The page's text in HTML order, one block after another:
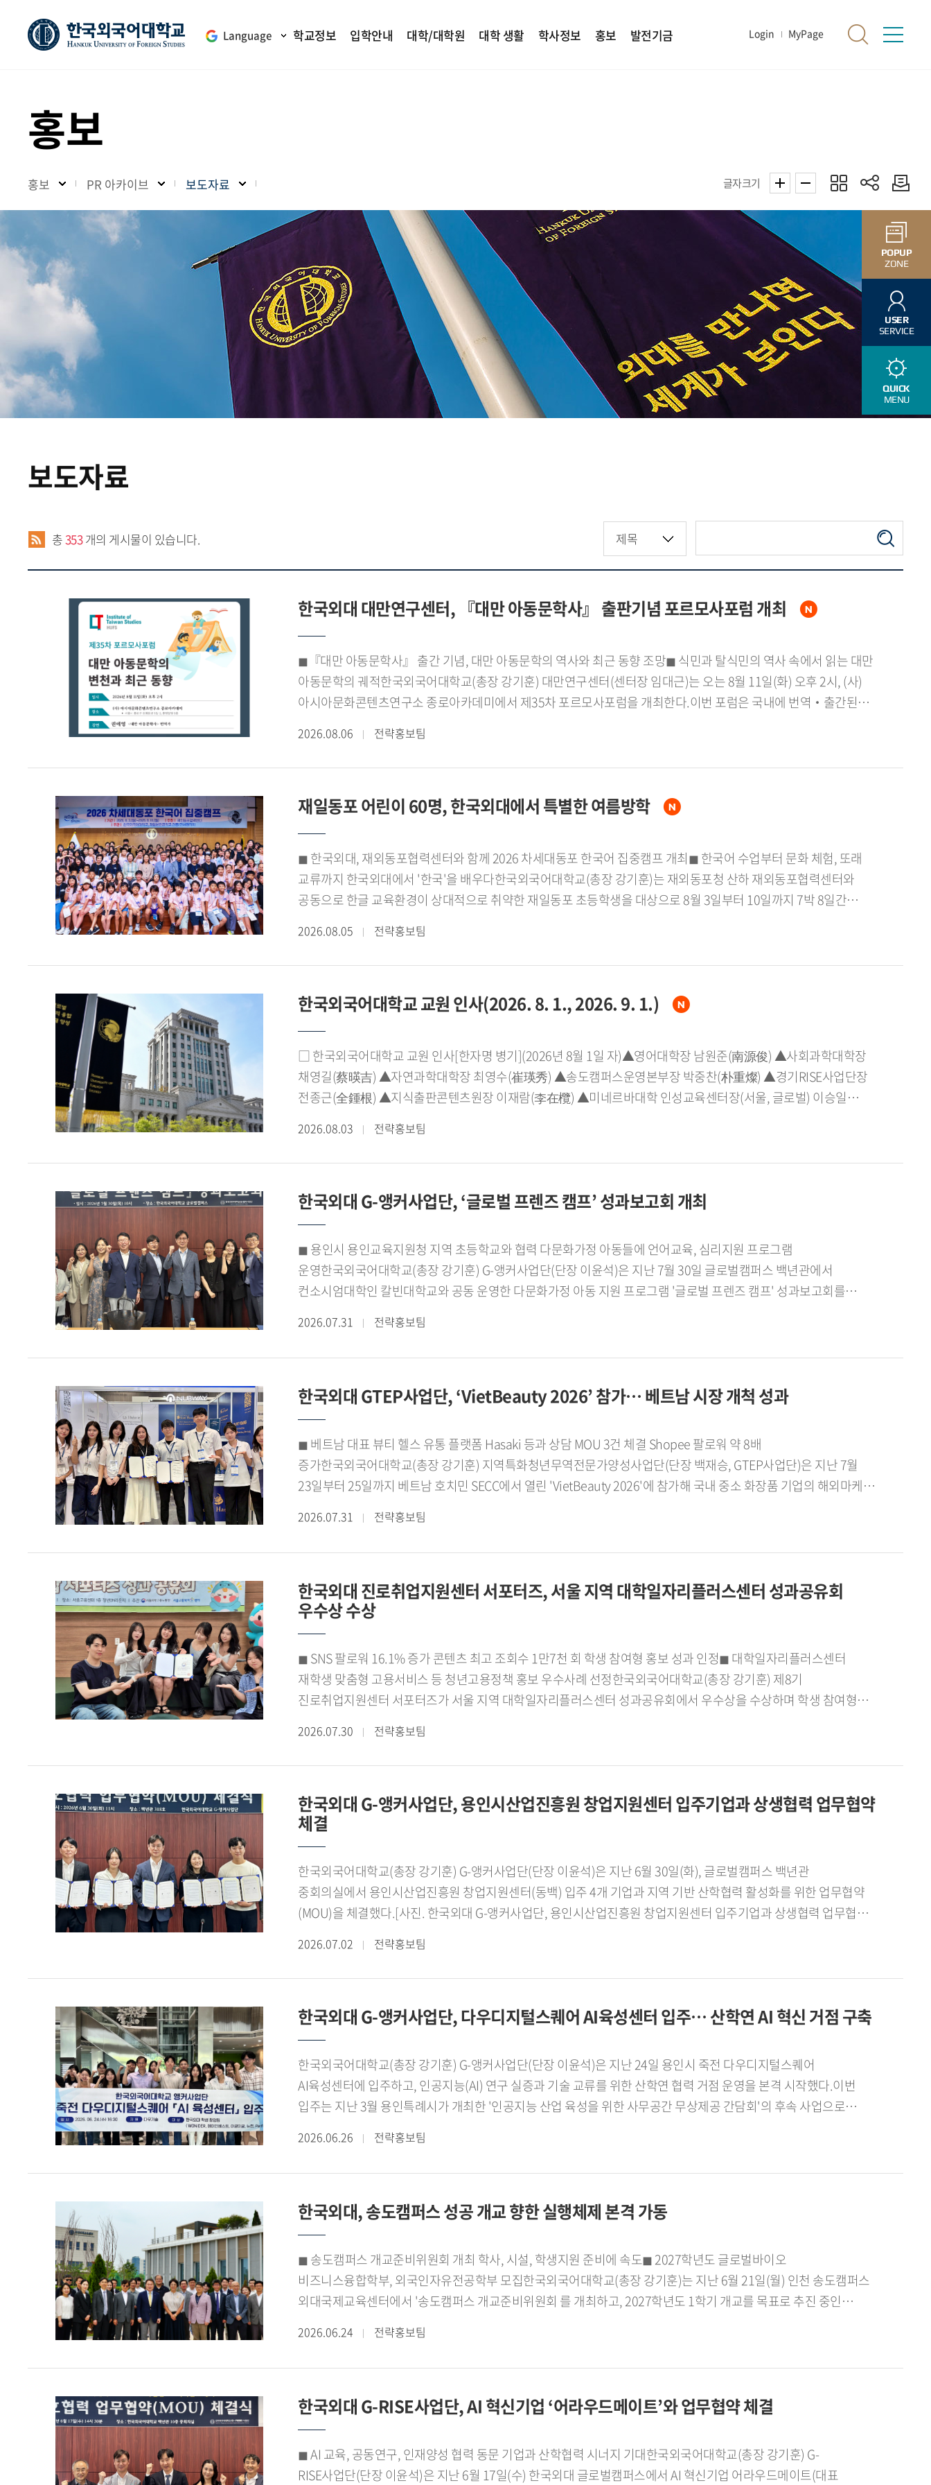
Language 학교정보 입학안내 대학/대학원 대학 생활 학사정보 홍보 발전기금 Login MyPage
POPUP
ZONE
USER
SERVICE
QUICK
MENU
홍보
홍보 PR 아카이브 보도자료 글자크기
보도자료
총353개의 게시물이 있습니다.
한국외대 대만연구센터, 『대만 아동문학사』 출판기념 포르모사포럼 개최
◼『대만 아동문학사』 출간 기념, 대만 아동문학의 역사와 최근 동향 조망◼ 식민과 탈식민의 역사 속에서 읽는 대만
아동문학의 궤적한국외국어대학교(총장 강기훈) 대만연구센터(센터장 임대근)는 오는 8월 11일(화) 오후 2시, (사)
아시아문화콘텐츠연구소 종로아카데미에서 제35차 포르모사포럼을 개최한다.이번 포럼은 국내에 번역‧출간된
을 주제로 강연을 진행한다.[사진. 제35차 포르모사포럼 포스터]포럼은 그동안 국내에서 상대적으로 주목받지
못했던 대만의 아동문학을 본격적으로 소개하면서, 대만 사회와 문화, 역사 속에서 아동문학이 형성되고 발전해 온
동아시아 아동문학의 새로운 가능성을 모색하는 자리가 될 것으로 보인다.올해 초 아시아문화콘텐츠연구소가
출판 문화가 복합적으로 작용하는 문화사적 관점에서 조망한 책이다.이 책은 일본 식민통치 시기부터 국민당 정부
시기, 민주화 이후까지 대만 사회의 역사적 변화가 아동문학에 어떠한 영향을 미쳤는지 체계적으로 분석하면서,
아동문학을 대만 사회의 역사와 정체성, 문화적 변동을 읽어내는 중요한 창으로 간주한다. 특히 대만의식 과
포스트식민주의 담론을 중심으로 대만 아동문학의 전개 과정을 해석하며, 오랜 식민 경험 속에서 형성된 대만의
문화적 주체성과 정체성이 아동문학을 통해 구현되어 온 방식을 보여준다.한국어 번역본의 출간을 기념한 이번
2026.08.06 전략홍보팀
재일동포 어린이 60명, 한국외대에서 특별한 여름방학
◼ 한국외대, 재외동포협력센터와 함께 2026 차세대동포 한국어 집중캠프 개최◼ 한국어 수업부터 문화 체험, 또래
교류까지 한국외대에서 '한국'을 배우다한국외국어대학교(총장 강기훈)는 재외동포청 산하 재외동포협력센터와
공동으로 한글 교육환경이 상대적으로 취약한 재일동포 초등학생을 대상으로 8월 3일부터 10일까지 7박 8일간
지난해에 이어 2년 연속 운영되는 이번 캠프에는 일본 전역에 거주하는 재일동포 초등학교 4~6학년 학생 60명이
참가한다. 참가 학생들은 수준별 한국어 교육과 다양한 역사 문화 체험 프로그램을 통해 한국어 실력을 키우고 한국
중심으로 다양한 체험 프로그램을 함께 운영한다. 모의법정 체험, K-팝 댄스, 카페 운영 등 다양한 직업을 경험하는
탐험' 등 한국외대만의 특색을 살린 프로그램이 마련됐다.이와 함께 '한국어로 채우는 태극기' 수업, 잠실 롯데월드
탐방, 인근 초등학생들과 함께하는 미니 운동회, 떡박물관과 뮤지엄김치간 견학, 뮤지컬 〈알사탕〉 관람 등 다양한
활동을 통해 참가 학생들은 한국의 언어와 문화를 자연스럽게 체험하게 된다.이번 캠프 총괄 책임자인 한국외대
KFL학부 안정민 교수는 "학생들이 한국어와 한국 문화를 배우는 데 그치지 않고 또래 친구들과 한국어로 소통하며
서로를 이해하고 우정을 쌓는 뜻깊은 시간이 되길 바란다"고 말했다.재외동포협력센터 곽삼주 교류협력국장은
2026.08.05 전략홍보팀
한국외국어대학교 교원 인사(2026. 8. 1., 2026. 9. 1.)
□ 한국외국어대학교 교원 인사[한자명 병기](2026년 8월 1일 자)▲영어대학장 남원준(南源俊) ▲사회과학대학장
채영길(蔡暎吉) ▲자연과학대학장 최영수(崔瑛秀) ▲송도캠퍼스운영본부장 박중찬(朴重燦) ▲경기RISE사업단장
전종근(全鍾根) ▲지식출판콘텐츠원장 이재람(李在欖) ▲미네르바대학 인성교육센터장(서울, 글로벌) 이승일
Global Hall 학사장 송예림(宋藝林)) ▲세계민속박물관장 김원명(金元明) ▲경기RISE사업부단장 전병환(全炳煥)
▲일본연구소장 이창민(李昌玟) ▲철학문화연구소장 김원명(金元明) ▲외국문학연구소장 홍재웅(洪在雄) ▲
송도캠퍼스운영본부 부본부장 겸 글로벌바이오 비즈니스융합학부 준비위원장 고동우(高東佑) ▲미네르바대학
기초교육센터장(서울, 글로벌) 이기원(李氣遠) ▲동유럽발칸연구소장 김상헌(金相憲) ▲중남미연구소장 임소라
(林소라)
2026.08.03 전략홍보팀
한국외대 G-앵커사업단, ‘글로벌 프렌즈 캠프’ 성과보고회 개최
◼ 용인시 용인교육지원청 지역 초등학교와 협력 다문화가정 아동들에 언어교육, 심리지원 프로그램
운영한국외국어대학교(총장 강기훈) G-앵커사업단(단장 이윤석)은 지난 7월 30일 글로벌캠퍼스 백년관에서
컨소시엄대학인 칼빈대학교와 공동 운영한 다문화가정 아동 지원 프로그램 '글로벌 프렌즈 캠프' 성과보고회를
용인교육지원청, 지역 초등학교, 대학이 함께 추진한 캠프 운영 결과를 공유하고 향후 협력 방안을 논의하기 위해
마련됐다.행사에는 홍성원 용인시 미래도시기획국장, 송은혜 용인교육지원청 장학사, 임화섭 왕산초등학교 교장,
운영에 기여한 한국외대와 칼빈대학교에 감사장을 전달했다.'글로벌 프렌즈 캠프'는 한국외대 원어민 강사의 1:1
언어 멘토링과 칼빈대학교의 전문 심리상담 프로그램(4회)을 연계해 운영됐다. 참여 아동의 80% 이상이 한국어
의사소통과 교우관계 적응에서 긍정적인 변화를 보였으며, 에버랜드 체험학습과 국립중앙박물관 문화탐방 등
다양한 체험활동도 함께 진행됐다.성과보고회에서는 캠프 운영 성과와 함께 향후 지역 다문화가정 아동 지원 확대
방안도 논의됐다. 참석자들은 언어교육과 심리지원을 연계한 프로그램 운영 경험을 공유하고, 지역사회와 교육기관
간 협력 체계를 지속적으로 확대해 나갈 필요성에 공감했다.한국외대 G-앵커사업단은 앞으로도 지자체와 교육기관,
지역사회와의 협력을 바탕으로 다문화가정 아동의 언어 정서 지원 프로그램을 지속 확대하고, 지역사회 수요에
2026.07.31 전략홍보팀
한국외대 GTEP사업단, ‘VietBeauty 2026’ 참가… 베트남 시장 개척 성과
◼ 베트남 대표 뷰티 헬스 유통 플랫폼 Hasaki 등과 상담 MOU 3건 체결 Shopee 팔로워 약 8배
증가한국외국어대학교(총장 강기훈) 지역특화청년무역전문가양성사업단(단장 백재승, GTEP사업단)은 지난 7월
23일부터 25일까지 베트남 호치민 SECC에서 열린 'VietBeauty 2026'에 참가해 국내 중소 화장품 기업의 해외마케팅
뷰티 화장품 전문 B2B 전시회로, 세계 각국의 화장품 기업과 바이어가 참가하는 국제 전시회다.이번 전시회에는
박유빈(태국어 22), 김나래(중국어통번역 22), 백서연(스페인어 23), 김현웅(국제금융학 21), 윤준상(영어통번역학
준비부터 현장 운영, 바이어 상담, 브랜드 홍보, 프로모션까지 전 과정을 직접 수행하며 국내 협력기업의 해외시장
개척을 지원했다.[사진 1. 업무협약(MOU) 체결 후 기념촬영을 하고 있는 한국외대 GTEP 요원들과 협력기업
관계자]GTEP 요원들은 국내 더마 화장품 브랜드의 수출 상담과 브랜드 홍보, 현장 프로모션을 진행했으며, 특히
베트남 대표 H B 유통채널인 Hasaki를 비롯한 주요 유통기업 및 바이어들과 상담을 진행해 현지 유통망 진출
가능성을 확인했다. Hasaki는 베트남 전역에 대규모 오프라인 매장과 온라인 플랫폼을 운영하는 대표적인 화장품
유통기업으로 알려져 있다. 또한 기존 전시회에서 발굴한 바이어들과의 후속 협의를 이어가 팀 전체 기준 총 3건의
한국외대 GTEP 요원들]전자상거래 분야에서도 의미 있는 성과를 거뒀다. 현장 프로모션을 통해 SNS 팔로워 1,000명
온라인 판매 기반 확대 가능성을 확인했다.이번 프로젝트에서는 현지 대학생들과 협업한 마케팅 활동도 함께
진행됐다. GTEP사업단은 베트남 대학생 서포터즈를 운영하며 콘텐츠 제작과 브랜드 홍보를 공동으로 수행했고,
활동도 병행했다. 전시회 기간 중 현지 보육원을 방문해 협력기업 제품과 생필품을 기부하고 봉사활동을 실시했으며,
베트남 Shopee 전용 SKU 판매 수익의 일부를 현지 보육원에 지속적으로 기부하는 프로젝트를 운영해 해외시장
진출과 사회적 가치 실현을 함께 추진하고 있다.한국외대 GTEP사업단은 국내 중소기업의 해외시장 개척을 지원하는
동시에 학생들에게 실전 중심의 무역 실무 경험을 제공하며 글로벌 무역 전문인재 양성에 힘쓰고 있다. 이번
전 과정을 직접 수행하며 전시회와 온라인 유통, 현지 협업을 연계한 지속가능한 해외시장 진출 모델을 제시했다는
점에서 의미를 더했다.
2026.07.31 전략홍보팀
한국외대 진로취업지원센터 서포터즈, 서울 지역 대학일자리플러스센터 성과공유회
우수상 수상
◼ SNS 팔로워 16.1% 증가 콘텐츠 최고 조회수 1만7천 회 학생 참여형 홍보 성과 인정◼ 대학일자리플러스센터
재학생 맞춤형 고용서비스 등 청년고용정책 홍보 우수사례 선정한국외국어대학교(총장 강기훈) 제8기
진로취업지원센터 서포터즈가 서울 지역 대학일자리플러스센터 성과공유회에서 우수상을 수상하며 학생 참여형
수상한 한국외국어대학교 제8기 진로취업지원센터 서포터즈]한국외국어대학교 대학일자리플러스본부(본부장
신근혜)가 운영한 제8기 진로취업지원센터 서포터즈는 강혜승, 김규래, 김지율, 김현채, 박시언, 서민성, 이가빈,
사업을 비롯해 고용노동부의 재학생 맞춤형 고용서비스와 졸업생 특화프로그램 등을 학생들에게 알리고 참여를
확대하기 위한 다양한 홍보 활동을 펼쳤다.특히 카드뉴스와 숏폼 영상 등 학생들의 이용 방식에 맞춘 디지털 콘텐츠를
제작 운영하며 SNS 팔로워를 16.1% 늘렸고, 콘텐츠 최고 조회수 1만7천 회를 기록하는 등 높은 홍보 성과를 거뒀다.
이 같은 성과를 바탕으로 한국외국어대학교 진로취업지원센터 서포터즈는 지난 7월 28일 서울고용복지플러스센터
청년ON 라운지 다목적홀에서 열린 「2026년 서울 지역 대학일자리플러스센터 성과공유회」에서 심사 결과 1위를
기록하며 우수상을 수상했다.서포터즈 대표 서민성 학생(차이나데이터큐레이션전공 23)은 "학생들의 눈높이에서
평가를 받아 뜻깊게 생각한다"고 말했다.한편 한국외국어대학교 대학일자리플러스본부는 이번 성과를 바탕으로
'2026년 서울 지역 대학일자리플러스센터 성과공유회'에서 활동 성과를 발표하고 있다]
2026.07.30 전략홍보팀
한국외대 G-앵커사업단, 용인시산업진흥원 창업지원센터 입주기업과 상생협력 업무협약
체결
한국외국어대학교(총장 강기훈) G-앵커사업단(단장 이윤석)은 지난 6월 30일(화), 글로벌캠퍼스 백년관
중회의실에서 용인시산업진흥원 창업지원센터(동백) 입주 4개 기업과 지역 기반 산학협력 활성화를 위한 업무협약
(MOU)을 체결했다.[사진. 한국외대 G-앵커사업단, 용인시산업진흥원 창업지원센터 입주기업과 상생협력 업무협약
전문인력을 양성하는 한편, 지역 산업의 경쟁력을 높이고 양질의 일자리 창출로 이어지는 지속 가능한 산학협력
기반을 마련하기 위해 추진됐다. 특히 대학의 교육 연구 역량과 기업의 현장 수요를 연계해 지역 혁신 생태계를
앵커사업단 이윤석 단장을 비롯해 이철민 용인시산업진흥원 산업진흥본부장, 몬드주식회사 유윤지 대표, ㈜
앤서로지 김영언 대표, ㈜솔라시우 박영배 대표, 원웰 박소웅 대표 등 협약기관 및 기업 관계자들이 참석해 협력
방안과 향후 공동사업 추진 방향을 논의했다.이번 협약에 따라 한국외대 G-앵커사업단과 협약기업은 용인시 지역
창업기업과의 협력 네트워크를 확대하고, 대학과 기업 간 긴밀한 산학협력 체계를 구축하기 위해 다양한 공동사업을
추진할 계획이다. 주요 협력 분야는 ▲기업 수요 기반 공동 연구개발(R D) ▲PoC(기술실증) 과제 공동 수행 ▲기술 및
프로그램 공동 기획과 운영 등이다.이철민 용인시산업진흥원 산업진흥본부장은 "앵커사업은 대학과 지역이 긴밀히
역할을 충실히 수행하며 적극 협력하겠다"고 말했다.이윤석 한국외대 G-앵커사업단장은 "이번 협약은 지역
창업기업과 대학이 지속 가능한 협력 기반을 마련했다는 점에서 의미가 크다"며 "앞으로도 기업의 현장 수요를
산업의 성장과 혁신으로 연결하는 지 산 학 얼라이언스 모델을 구축해 나가겠다"고 밝혔다.
2026.07.02 전략홍보팀
한국외대 G-앵커사업단, 다우디지털스퀘어 AI육성센터 입주… 산학연 AI 혁신 거점 구축
한국외국어대학교(총장 강기훈) G-앵커사업단(단장 이윤석)은 지난 24일 용인시 죽전 다우디지털스퀘어
AI육성센터에 입주하고, 인공지능(AI) 연구 실증과 기술 교류를 위한 산학연 협력 거점 운영을 본격 시작했다.이번
입주는 지난 3월 용인특례시가 개최한 '인공지능 산업 육성을 위한 사무공간 무상제공 간담회'의 후속 사업으로
산학협력 기반의 연구개발(R D)과 학생 창업 지원 플랫폼을 운영할 계획이다.[사진. 다우디지털스퀘어 AI육성센터에
입주한 한국외대 G-앵커사업단 학생 창업팀]G-앵커사업단은 기업-대학-연구기관 간 협의체와 컨소시엄 구성을
반도체, 보건복지 분야 기업들의 기술적 애로사항 해결을 위한 AI 기반 연구개발과 기술 자문을 추진할 예정이다.또한
보건복지 분야 AI 혁신을 위해 미국 하버드 의과대학 산하 MGH(Massachusetts General Hospital) 등 글로벌
연구기관과 협력하여 최신 AI 기술 연구와 실증을 추진하고, 지역 산업과 연계한 기술사업화 및 혁신 모델 창출에도
나설 계획이다.이번 AI육성센터에는 원더팀, 에이인베스트팀, 이글이글팀, 뉴런팀, 퍼핏팀 등 5개 학생 창업팀이
입주한다. 각 팀은 AI, 데이터 분석, 디지털 서비스, 플랫폼 개발 등 다양한 분야의 창업 아이디어를 바탕으로 사업화를
추진하며, ㈜다우기술이 조성한 혁신 공간에서 실증과 시장 검증 기회를 확보하게 된다.입주 학생들은 "지역 기업과
협력하며 실제 산업 현장의 문제를 해결하는 경험을 바탕으로 경쟁력 있는 스타트업으로 성장하고, 지역사회와 함께
협력하고 성장할 수 있는 환경을 조성해 지역사회와 산업 발전에 기여하는 AI 혁신 거점을 만들어 가겠다"고 말했다.
2026.06.26 전략홍보팀
한국외대, 송도캠퍼스 성공 개교 향한 실행체제 본격 가동
◼ 송도캠퍼스 개교준비위원회 개최 학사, 시설, 학생지원 준비에 속도◼ 2027학년도 글로벌바이오
비즈니스융합학부, 외국인자유전공학부 모집한국외국어대학교(총장 강기훈)는 지난 6월 21일(월) 인천 송도캠퍼스
외대국제교육센터에서 '송도캠퍼스 개교준비위원회 를 개최하고, 2027학년도 1학기 개교를 목표로 추진 중인
참석자들]이번 회의는 총장과 부총장들을 비롯한 처장단은 물론, 송도캠퍼스 개교와 관련된 주요 부서의 팀장 및
실무진까지 함께 참석한 연석회의 형태로 진행됐다. 참석자들은 개교 준비 현황을 공유하고 향후 추진 일정과 부서별
송도캠퍼스를 둘러보며 외대국제교육센터를 비롯한 1 2단계 시설과 향후 교육, 연구 공간으로 활용될 주요 시설을
확인하고 캠퍼스 운영 계획을 공유했다.[사진 2. 한국외대 송도캠퍼스에서 개최 된 '송도캠퍼스 개교준비위원회']
한국외대 송도캠퍼스는 교육부 대학설립 개편심사위원회 심의를 통과하고 교육부 최종인가를 받아, 2027학년도
1학기 개교를 목표로 조성되고 있다. 약 4만3,595㎡의 교지에 단계적으로 교육, 연구, 국제교류 기능을 갖춘 복합
2026.06.24 전략홍보팀
한국외대 G-RISE사업단, AI 혁신기업 ‘어라우드메이트’와 업무협약 체결
◼ AI 교육, 공동연구, 인재양성 협력 동문 기업과 산학협력 시너지 기대한국외국어대학교(총장 강기훈) G-
RISE사업단(단장 이윤석)은 지난 6월 17일(수) 한국외대 글로벌캠퍼스에서 AI 혁신기업 어라우드메이트(대표